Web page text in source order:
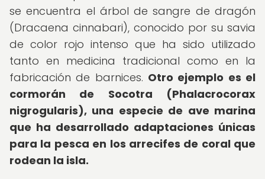
se encuentra el árbol de sangre de dragón
(Dracaena cinnabari), conocido por su savia
de color rojo intenso que ha sido utilizado
tanto en medicina tradicional como en la
fabricación de barnices. Otro ejemplo es el
cormorán de Socotra (Phalacrocorax
nigrogularis), una especie de ave marina
que ha desarrollado adaptaciones únicas
para la pesca en los arrecifes de coral que
rodean la isla.